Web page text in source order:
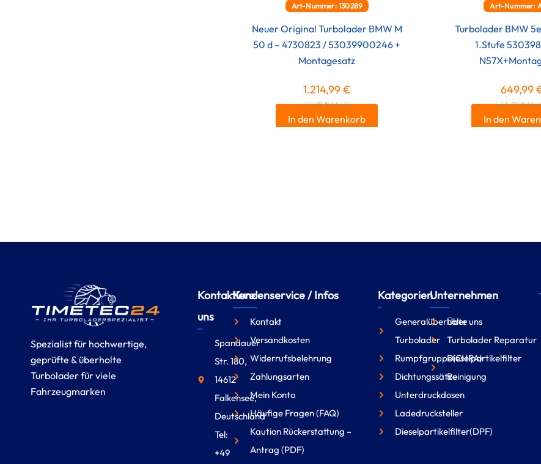
Art-Nummer: 130289
Neuer Original Turbolader BMW M
50 d – 4730823 / 53039900246 +
Montagesatz
1.214,99€
inkl. 19 % MwSt.
In den Warenkorb
Art-Nummer:
Turbolader BMW
1.Stufe
649,99
inkl. 19 %
In den
Spezialist für hochwertige,
geprüfte & überholte
Turbolader für viele
Fahrzeugmarken
Kontaktiere
uns
Spandauer
Str. 180,
14612
Falkensee,
Deutschland
Tel:
+49
Kundenservice / Infos
Kontakt
Versandkosten
Widerrufsbelehrung
Zahlungsarten
Mein Konto
Häufige Fragen (FAQ)
Kaution Rückerstattung –
Antrag (PDF)
Kategorien
Generalüberholte
Turbolader
Rumpfgruppe(CHRA)
Dichtungssätze
Unterdruckdosen
Ladedrucksteller
Dieselpartikelfilter(DPF)
Unternehmen
Über uns
Turbolader Reparatur
Dieselpartikelfilter
Reinigung